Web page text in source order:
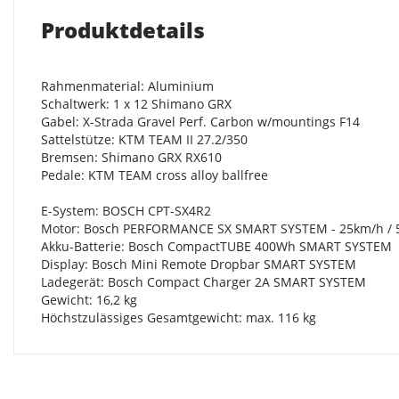
Produktdetails
Rahmenmaterial: Aluminium
Schaltwerk: 1 x 12 Shimano GRX
Gabel: X-Strada Gravel Perf. Carbon w/mountings F14
Sattelstütze: KTM TEAM II 27.2/350
Bremsen: Shimano GRX RX610
Pedale: KTM TEAM cross alloy ballfree
E-System: BOSCH CPT-SX4R2
Motor: Bosch PERFORMANCE SX SMART SYSTEM - 25km/h /
Akku-Batterie: Bosch CompactTUBE 400Wh SMART SYSTEM
Display: Bosch Mini Remote Dropbar SMART SYSTEM
Ladegerät: Bosch Compact Charger 2A SMART SYSTEM
Gewicht: 16,2 kg
Höchstzulässiges Gesamtgewicht: max. 116 kg